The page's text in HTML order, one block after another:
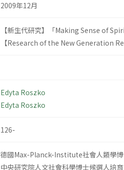
2009年12月
【新生代研究】「Making Sense of
【Research of the New Generation
Edyta Roszko
Edyta Roszko
126-
德國Max-Planck-Institute社會人類學
中央研究院人文社會科學博士候選人培